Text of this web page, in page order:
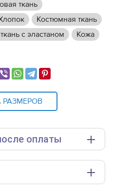
ткань
Костюмная ткань
с эластаном
Кожа
РАЗМЕРОВ
оплаты
на принтере A4 или
810мм в зависимости